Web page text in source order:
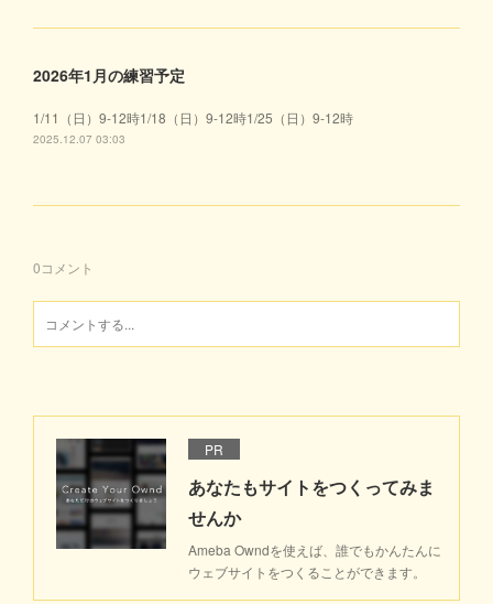
2026年1月の練習予定
1/11（日）9-12時1/18（日）9-12時1/25（日）9-12時
2025.12.07 03:03
0コメント
PR
あなたもサイトをつくってみま
せんか
Ameba Owndを使えば、誰でもかんたんに
ウェブサイトをつくることができます。